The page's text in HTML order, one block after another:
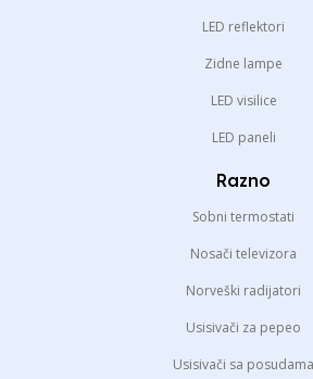
LED reflektori
Zidne lampe
LED visilice
LED paneli
Razno
Sobni termostati
Nosači televizora
Norveški radijatori
Usisivači za pepeo
Usisivači sa posudama